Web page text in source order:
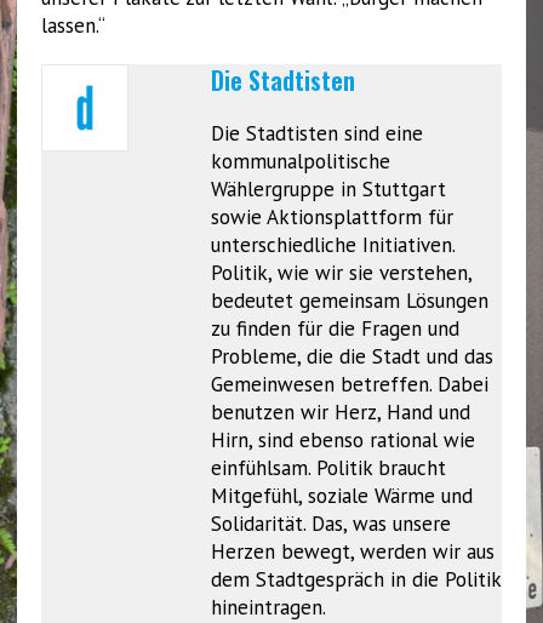
lassen.“
Die Stadtisten
Die Stadtisten sind eine
kommunalpolitische
Wählergruppe in Stuttgart
sowie Aktionsplattform für
unterschiedliche Initiativen.
Politik, wie wir sie verstehen,
bedeutet gemeinsam Lösungen
zu finden für die Fragen und
Probleme, die die Stadt und das
Gemeinwesen betreffen. Dabei
benutzen wir Herz, Hand und
Hirn, sind ebenso rational wie
einfühlsam. Politik braucht
Mitgefühl, soziale Wärme und
Solidarität. Das, was unsere
Herzen bewegt, werden wir aus
dem Stadtgespräch in die Politik
hineintragen.